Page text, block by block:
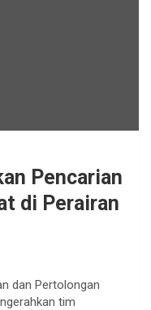
Pencarian
di Perairan
dan Pertolongan
tim